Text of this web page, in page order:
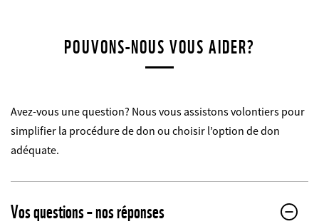
POUVONS-NOUS VOUS AIDER?
Avez-vous une question? Nous vous assistons volontiers pour
simplifier la procédure de don ou choisir l’option de don
adéquate.
Vos questions – nos réponses